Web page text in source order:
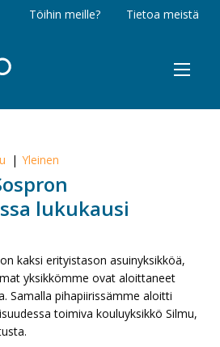
Tietoa meistä
Töihin meille?
Yleinen
lukukausi
kaksi erityistason asuinyksikköä,
yksikkömme ovat aloittaneet
Samalla pihapiirissämme aloitti
toimiva kouluyksikkö Silmu,